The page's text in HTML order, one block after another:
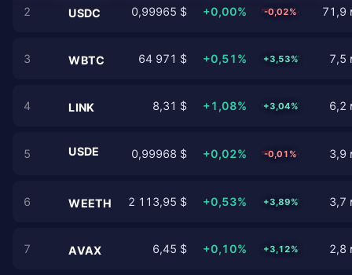
2 USDC 0,99965 $ +0,00% -0,02% 71,9
3 WBTC 64 971 $ +0,51% +3,53% 7,5
4 LINK 8,31 $ +1,08% +3,04% 6,2
5 USDE 0,99968 $ +0,02% -0,01% 3,9
6 WEETH 2 113,95 $ +0,53% +3,89% 3,7
7 AVAX 6,45 $ +0,10% +3,12% 2,8